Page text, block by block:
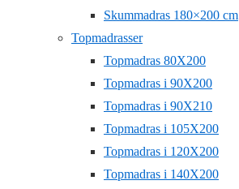
Skummadras 180×200 cm
Topmadrasser
Topmadras 80X200
Topmadras i 90X200
Topmadras i 90X210
Topmadras i 105X200
Topmadras i 120X200
Topmadras i 140X200